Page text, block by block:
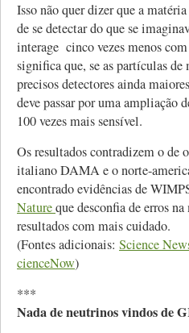
Isso não quer dizer que a
de se detectar do que se
interage cinco vezes menos
significa que, se as partículas de
precisos detectores ainda
deve passar por uma ampliação
100 vezes mais sensível.
Os resultados contradizem o de
italiano DAMA e o norte-
encontrado evidências de
Natureque desconfia de erros
resultados com mais cuidado.
(Fontes adicionais: Science
cienceNow)
***
Nada de neutrinos vindos de